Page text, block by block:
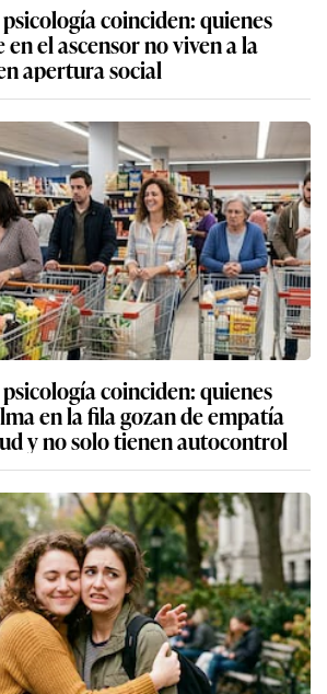
coinciden: quienes
el ascensor no viven a la
apertura social
coinciden: quienes
en la fila gozan de empatía
y no solo tienen autocontrol